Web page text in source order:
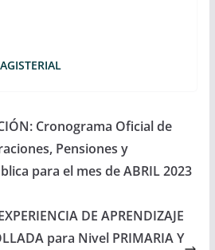
Cronograma Oficial de
Pensiones y
para el mes de ABRIL 2023
DE APRENDIZAJE
para Nivel PRIMARIA Y